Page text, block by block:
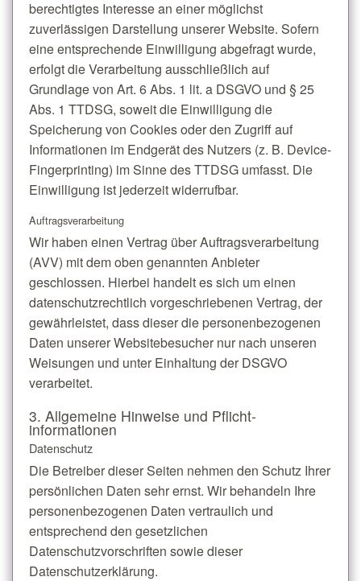
berechtigtes Interesse an einer möglichst
zuverlässigen Darstellung unserer Website. Sofern
eine entsprechende Einwilligung abgefragt wurde,
erfolgt die Verarbeitung ausschließlich auf
Grundlage von Art. 6 Abs. 1 lit. a DSGVO und § 25
Abs. 1 TTDSG, soweit die Einwilligung die
Speicherung von Cookies oder den Zugriff auf
Informationen im Endgerät des Nutzers (z. B. Device-
Fingerprinting) im Sinne des TTDSG umfasst. Die
Einwilligung ist jederzeit widerrufbar.
Auftragsverarbeitung
Wir haben einen Vertrag über Auftragsverarbeitung
(AVV) mit dem oben genannten Anbieter
geschlossen. Hierbei handelt es sich um einen
datenschutzrechtlich vorgeschriebenen Vertrag, der
gewährleistet, dass dieser die personenbezogenen
Daten unserer Websitebesucher nur nach unseren
Weisungen und unter Einhaltung der DSGVO
verarbeitet.
3. Allgemeine Hinweise und Pflicht­
informationen
Datenschutz
Die Betreiber dieser Seiten nehmen den Schutz Ihrer
persönlichen Daten sehr ernst. Wir behandeln Ihre
personenbezogenen Daten vertraulich und
entsprechend den gesetzlichen
Datenschutzvorschriften sowie dieser
Datenschutzerklärung.